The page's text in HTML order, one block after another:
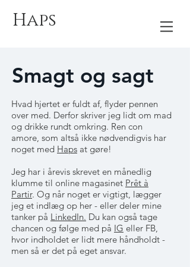
Haps
Smagt og sagt
Hvad hjertet er fuldt af, flyder pennen
over med. Derfor skriver jeg lidt om mad
og drikke rundt omkring. Ren con
amore, som altså ikke nødvendigvis har
noget med Haps at gøre!
Jeg har i årevis skrevet en månedlig
klumme til online magasinet Prêt à
Partir. Og når noget er vigtigt, lægger
jeg et indlæg op her - eller deler mine
tanker på LinkedIn. Du kan også tage
chancen og følge med på IG eller FB,
hvor indholdet er lidt mere håndholdt -
men så er det på eget ansvar.